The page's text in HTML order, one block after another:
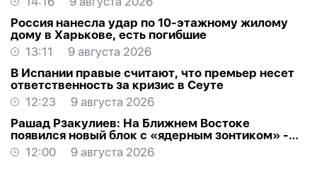
Россия нанесла удар по 10-этажному жилому
дому в Харькове, есть погибшие
13:11
9 августа 2026
В Испании правые считают, что премьер несет
ответственность за кризис в Сеуте
12:23
9 августа 2026
Рашад Рзакулиев: На Ближнем Востоке
появился новый блок с «ядерным зонтиком» -
МНЕНИЕ ЭКСПЕРТА
12:00 9 августа 2026